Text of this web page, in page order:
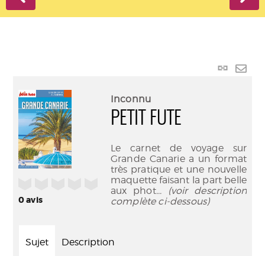
Lien
0avis
Inconnu
PETIT FUTE
Le carnet de voyage sur
Grande Canarie a un format
très pratique et une nouvelle
maquette faisant la part belle
aux phot... (voir description
complète ci-dessous)
Sujet Description